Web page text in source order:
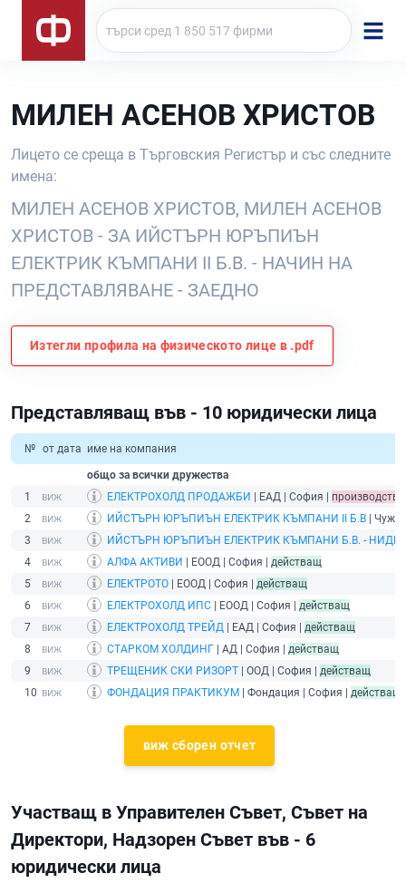
МИЛЕН АСЕНОВ ХРИСТОВ
Лицето се среща в Търговския Регистър и със следните
имена:
МИЛЕН АСЕНОВ ХРИСТОВ, МИЛЕН АСЕНОВ
ХРИСТОВ - ЗА ИЙСТЪРН ЮРЪПИЪН
ЕЛЕКТРИК КЪМПАНИ II Б.В. - НАЧИН НА
ПРЕДСТАВЛЯВАНЕ - ЗАЕДНО
Изтегли профила на физическото лице в .pdf
Представляващ във - 10 юридически лица
№ от дата име на компания
общо за всички дружества
1
ЕЛЕКТРОХОЛД ПРОДАЖБИ | ЕАД | София |
2
ИЙСТЪРН ЮРЪПИЪН ЕЛЕКТРИК КЪМПАНИ II Б.В |
3
ИЙСТЪРН ЮРЪПИЪН ЕЛЕКТРИК КЪМПАНИ Б.В. -
4
АЛФА АКТИВИ | ЕООД | София | действащ
5
ЕЛЕКТРОТО | ЕООД | София | действащ
6
ЕЛЕКТРОХОЛД ИПС | ЕООД | София | действащ
7
ЕЛЕКТРОХОЛД ТРЕЙД | ЕАД | София | действащ
8
СТАРКОМ ХОЛДИНГ | АД | София | действащ
9
ТРЕЩЕНИК СКИ РИЗОРТ | ООД | София | действащ
10
ФОНДАЦИЯ ПРАКТИКУМ | Фондация | София | действащ
виж сборен отчет
Участващ в Управителен Съвет, Съвет на
Директори, Надзорен Съвет във - 6
юридически лица